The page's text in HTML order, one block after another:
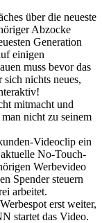
über die neueste
Abzocke
Generation
einigen
muss bevor das
nichts neues,
mitmacht und
nicht zu seinem
Videoclip ein
No-Touch-
Werbevideo
Spender steuern
arbeitet.
erst weiter,
startet das Video.